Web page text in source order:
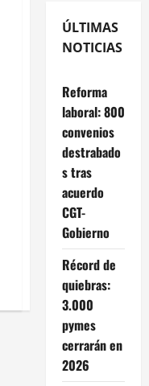
ÚLTIMAS
NOTICIAS
Reforma
laboral: 800
convenios
destrabado
s tras
acuerdo
CGT-
Gobierno
Récord de
quiebras:
3.000
pymes
cerrarán en
2026